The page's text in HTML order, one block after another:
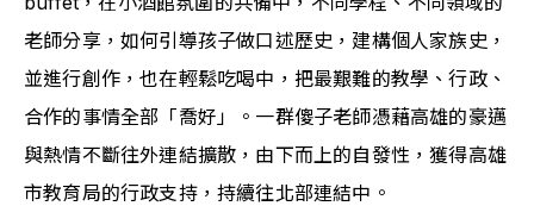
老師分享，如何引導孩子做口述歷史，建構個人家族史，
並進行創作，也在輕鬆吃喝中，把最艱難的教學、行政、
合作的事情全部「喬好」。一群傻子老師憑藉高雄的豪邁
與熱情不斷往外連結擴散，由下而上的自發性，獲得高雄
市教育局的行政支持，持續往北部連結中。